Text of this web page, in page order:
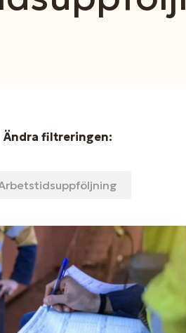
Ändra filtreringen: